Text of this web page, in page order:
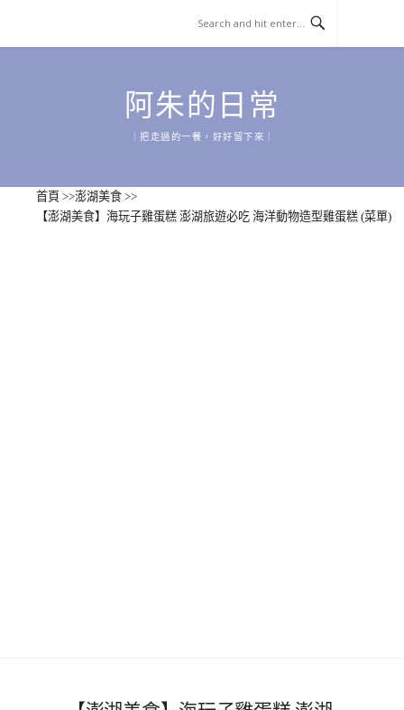
content
阿朱的日常
｜把走過的一餐，好好留下來｜
首頁 >>澎湖美食 >>
【澎湖美食】海玩子雞蛋糕 澎湖旅遊必吃 海洋動物造型雞蛋糕 (菜單)